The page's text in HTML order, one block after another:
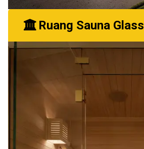
Ruang Sauna Glass